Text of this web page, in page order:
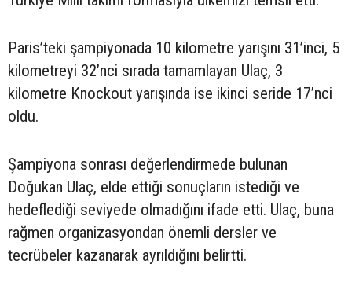
Paris’teki şampiyonada 10 kilometre yarışını 31’inci, 5
kilometreyi 32’nci sırada tamamlayan Ulaç, 3
kilometre Knockout yarışında ise ikinci seride 17’nci
oldu.
Şampiyona sonrası değerlendirmede bulunan
Doğukan Ulaç, elde ettiği sonuçların istediği ve
hedeflediği seviyede olmadığını ifade etti. Ulaç, buna
rağmen organizasyondan önemli dersler ve
tecrübeler kazanarak ayrıldığını belirtti.